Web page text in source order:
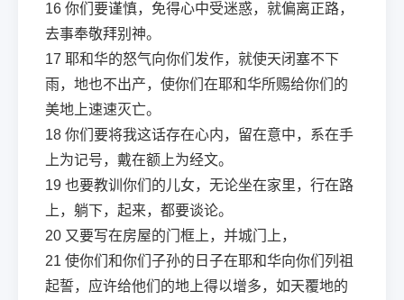
16 你们要谨慎，免得心中受迷惑，就偏离正路，
去事奉敬拜别神。
17 耶和华的怒气向你们发作，就使天闭塞不下
雨，地也不出产，使你们在耶和华所赐给你们的
美地上速速灭亡。
18 你们要将我这话存在心内，留在意中，系在手
上为记号，戴在额上为经文。
19 也要教训你们的儿女，无论坐在家里，行在路
上，躺下，起来，都要谈论。
20 又要写在房屋的门框上，并城门上，
21 使你们和你们子孙的日子在耶和华向你们列祖
起誓，应许给他们的地上得以增多，如天覆地的